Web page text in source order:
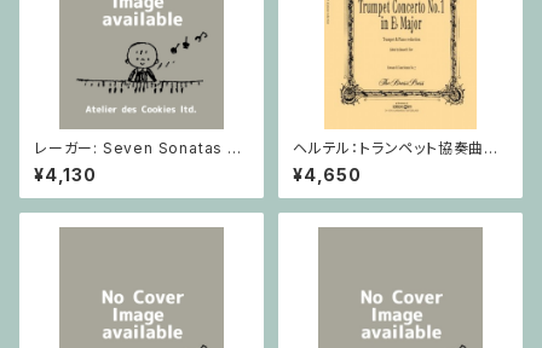
レーガー: Seven Sonatas o
p. 91 Heft 2 / ヴァイオリン
¥4,130
ヘルテル：トランペット協奏曲第1
番 変ホ長調/トランペット・ピア
ノ
¥4,650